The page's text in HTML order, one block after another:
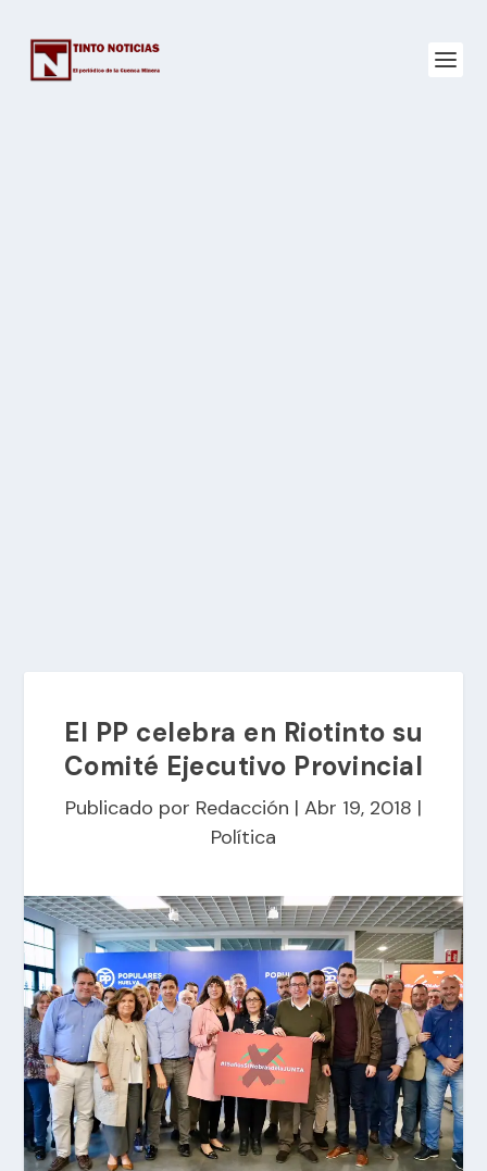
El PP celebra en Riotinto su
Comité Ejecutivo Provincial
Publicado por Redacción | Abr 19, 2018 |
Política